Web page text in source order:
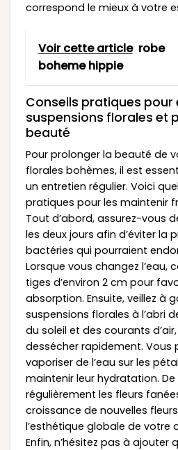
correspond le mieux à votre
Voir cette article robe
boheme hippie
Conseils pratiques pour
suspensions florales et
beauté
Pour prolonger la beauté de
florales bohèmes, il est
un entretien régulier. Voici
pratiques pour les maintenir
Tout d’abord, assurez-vous
les deux jours afin d’éviter la
bactéries qui pourraient
Lorsque vous changez l’eau,
tiges d’environ 2 cm pour
absorption. Ensuite, veillez à
suspensions florales à l’abri
du soleil et des courants
dessécher rapidement. Vous
vaporiser de l’eau sur les
maintenir leur hydratation. De
régulièrement les fleurs
croissance de nouvelles
l’esthétique globale de votre
Enfin, n’hésitez pas à ajouter